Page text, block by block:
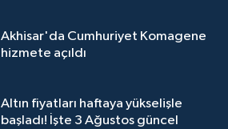
Akhisar'da Cumhuriyet Komagene
hizmete açıldı
Altın fiyatları haftaya yükselişle
başladı! İşte 3 Ağustos güncel